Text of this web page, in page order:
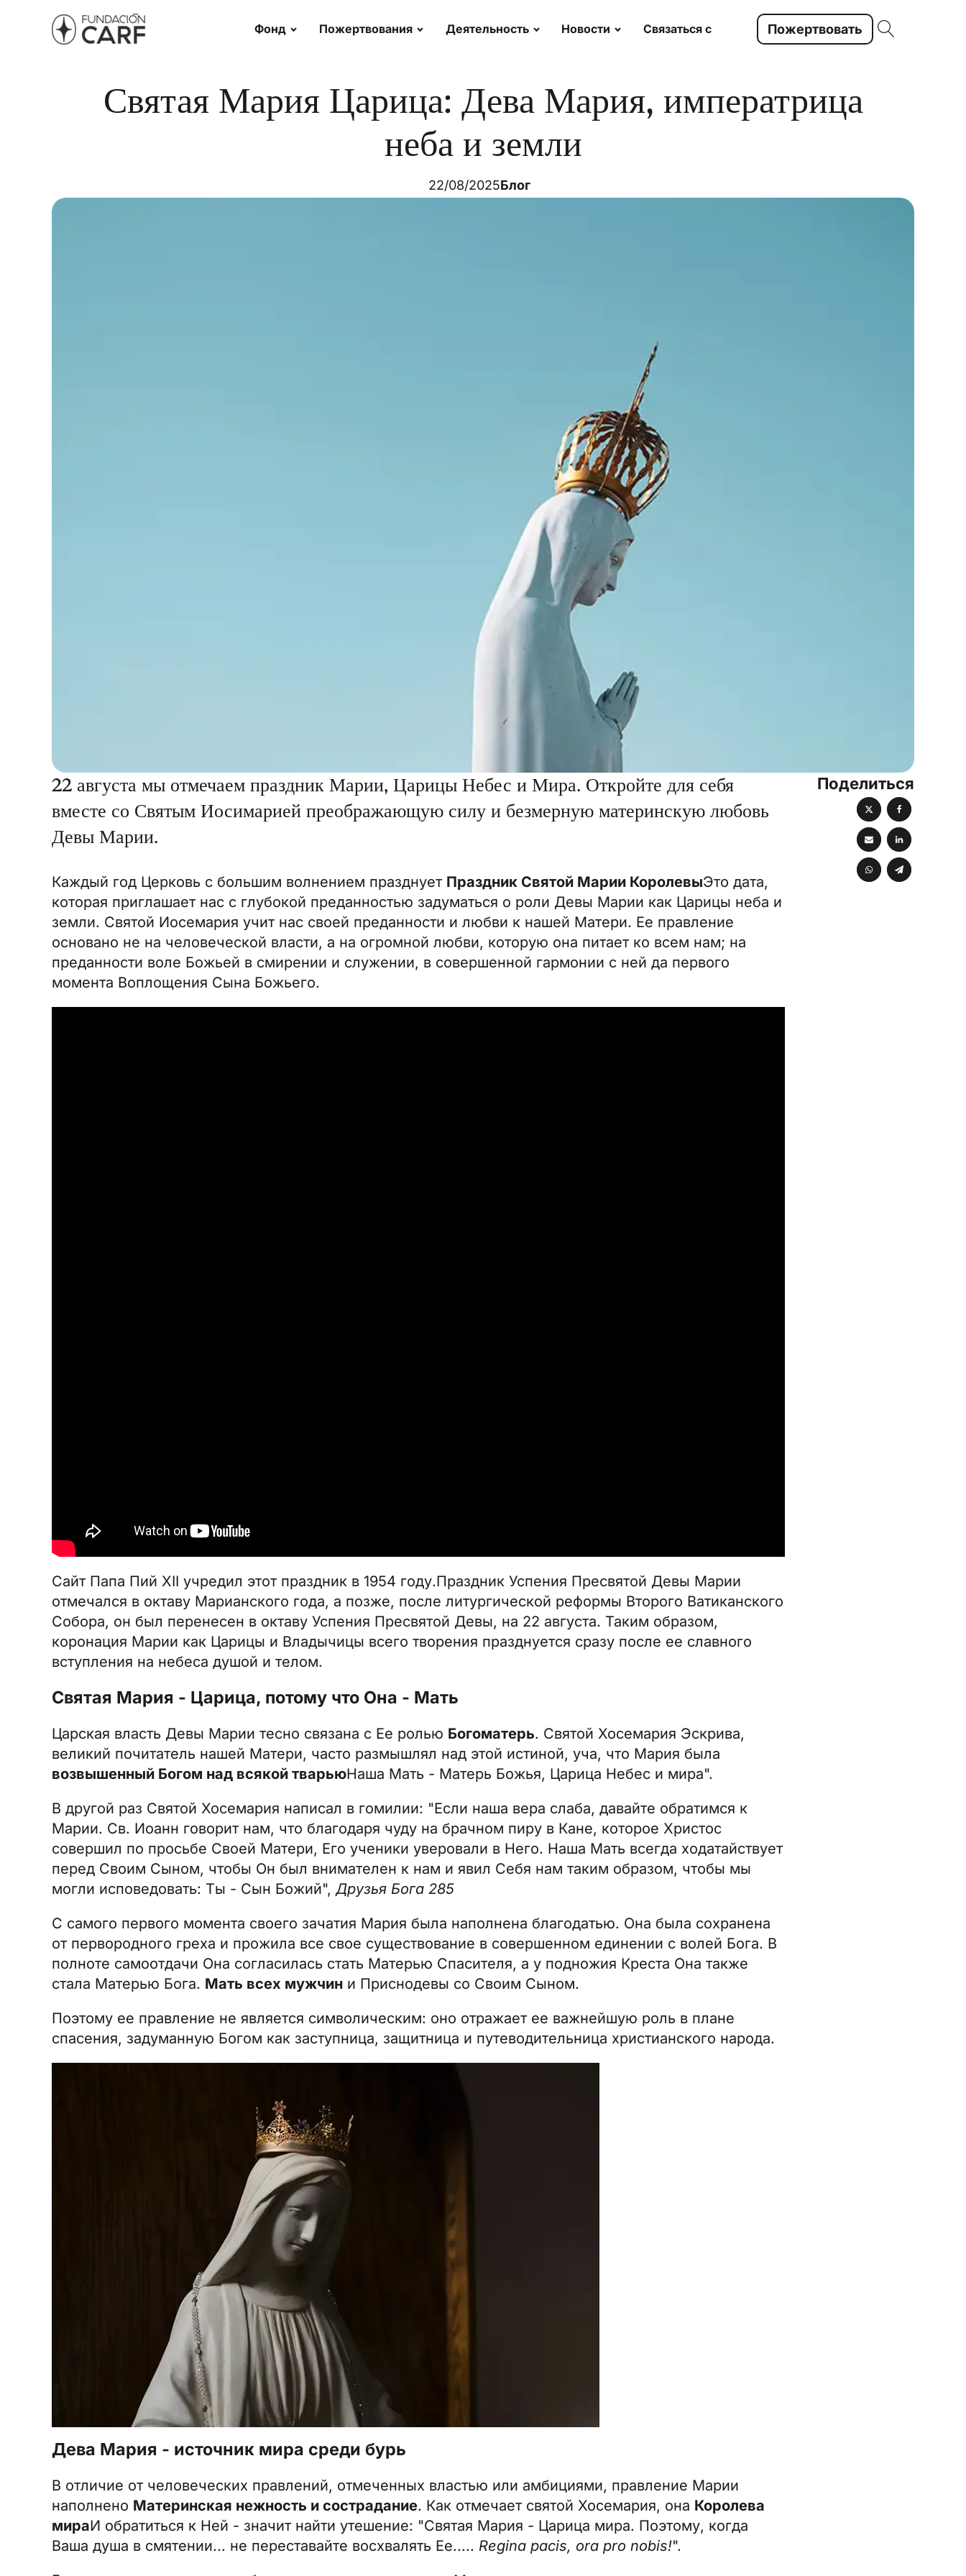
Фонд Пожертвования Деятельность Новости Связаться с Пожертвовать
Святая Мария Царица: Дева Мария, императрица
неба и земли
22/08/2025Блог
22 августа мы отмечаем праздник Марии, Царицы Небес и Мира. Откройте для себя
вместе со Святым Иосимарией преображающую силу и безмерную материнскую любовь
Девы Марии.
Каждый год Церковь с большим волнением празднует Праздник Святой Марии КоролевыЭто дата,
которая приглашает нас с глубокой преданностью задуматься о роли Девы Марии как Царицы неба и
земли. Святой Иосемария учит нас своей преданности и любви к нашей Матери. Ее правление
основано не на человеческой власти, а на огромной любви, которую она питает ко всем нам; на
преданности воле Божьей в смирении и служении, в совершенной гармонии с ней да первого
момента Воплощения Сына Божьего.
Сайт Папа Пий XII учредил этот праздник в 1954 году.Праздник Успения Пресвятой Девы Марии
отмечался в октаву Марианского года, а позже, после литургической реформы Второго Ватиканского
Собора, он был перенесен в октаву Успения Пресвятой Девы, на 22 августа. Таким образом,
коронация Марии как Царицы и Владычицы всего творения празднуется сразу после ее славного
вступления на небеса душой и телом.
Святая Мария - Царица, потому что Она - Мать
Царская власть Девы Марии тесно связана с Ее ролью Богоматерь. Святой Хосемария Эскрива,
великий почитатель нашей Матери, часто размышлял над этой истиной, уча, что Мария была
возвышенный Богом над всякой тварьюНаша Мать - Матерь Божья, Царица Небес и мира".
В другой раз Святой Хосемария написал в гомилии: "Если наша вера слаба, давайте обратимся к
Марии. Св. Иоанн говорит нам, что благодаря чуду на брачном пиру в Кане, которое Христос
совершил по просьбе Своей Матери, Его ученики уверовали в Него. Наша Мать всегда ходатайствует
перед Своим Сыном, чтобы Он был внимателен к нам и явил Себя нам таким образом, чтобы мы
могли исповедовать: Ты - Сын Божий", Друзья Бога 285
С самого первого момента своего зачатия Мария была наполнена благодатью. Она была сохранена
от первородного греха и прожила все свое существование в совершенном единении с волей Бога. В
полноте самоотдачи Она согласилась стать Матерью Спасителя, а у подножия Креста Она также
стала Матерью Бога. Мать всех мужчин и Приснодевы со Своим Сыном.
Поэтому ее правление не является символическим: оно отражает ее важнейшую роль в плане
спасения, задуманную Богом как заступница, защитница и путеводительница христианского народа.
Дева Мария - источник мира среди бурь
В отличие от человеческих правлений, отмеченных властью или амбициями, правление Марии
наполнено Материнская нежность и сострадание. Как отмечает святой Хосемария, она Королева
мираИ обратиться к Ней - значит найти утешение: "Святая Мария - Царица мира. Поэтому, когда
Ваша душа в смятении... не переставайте восхвалять Ее..... Regina pacis, ora pro nobis!".
Поделиться